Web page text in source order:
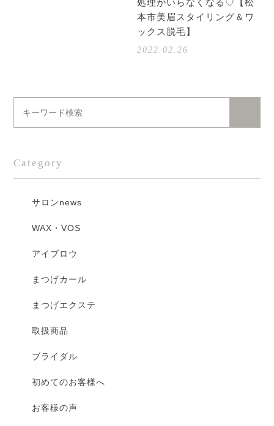
本市美眉スタイリング＆ワ
ックス脱毛】
2022.02.26
Category
サロンnews
WAX・VOS
アイブロウ
まつげカール
まつげエクステ
取扱商品
ブライダル
初めてのお客様へ
お客様の声